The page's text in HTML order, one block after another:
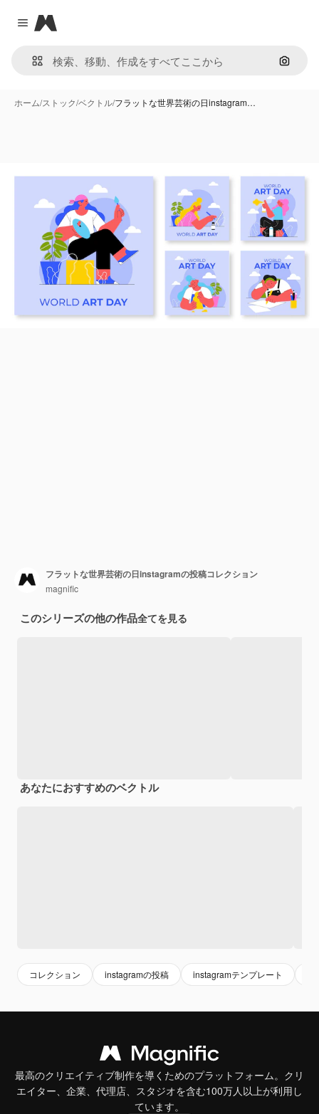
Close menu
Magnific
画像で
ホーム/ストック/ベクトル/フラットな世界芸術の日instagram…
フラットな世界芸術の日instagramの投稿コレクション
magnific
このシリーズの他の作品全てを見る
あなたにおすすめのベクトル
コレクション instagramの投稿 instagramテンプレート
最高のクリエイティブ制作を導くためのプラットフォーム。クリ
エイター、企業、代理店、スタジオを含む100万人以上が利用し
ています。